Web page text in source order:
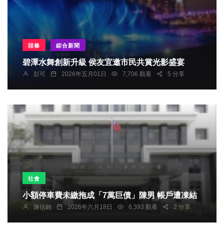
頭條 綜合新聞
碧潭水舞創新升級 侯友宜邀市民共賞光影盛宴
彭可 2026年五月01日 7,706 觀看 5 分享
社會
小額停車費未繳拖成「7萬巨債」陳男 帳戶遭凍結
陳信銘 2026年六月18日 6,393 觀看 2 分享